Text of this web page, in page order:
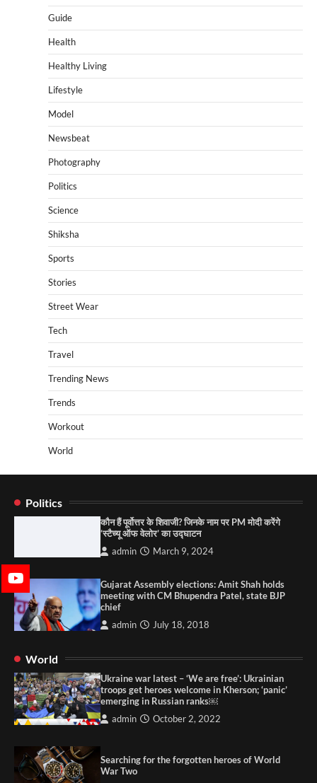
Guide
Health
Healthy Living
Lifestyle
Model
Newsbeat
Photography
Politics
Science
Shiksha
Sports
Stories
Street Wear
Tech
Travel
Trending News
Trends
Workout
World
Politics
कौन हैं पूर्वोत्तर के शिवाजी? जिनके नाम पर PM मोदी करेंगे
‘स्टैच्यू ऑफ वेलोर’ का उद्घाटन
admin March 9, 2024
Gujarat Assembly elections: Amit Shah holds
meeting with CM Bhupendra Patel, state BJP
chief
admin July 18, 2018
World
Ukraine war latest – ‘We are free’: Ukrainian
troops get heroes welcome in Kherson; ‘panic’
emerging in Russian ranks￼
admin October 2, 2022
Searching for the forgotten heroes of World
War Two